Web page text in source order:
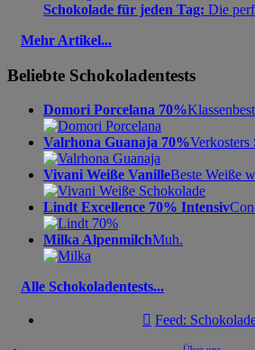
Schokolade für jeden Tag: Die
Mehr Artikel...
Beliebte Schokoladentests
Domori Porcelana 70%
Valrhona Guanaja 70%Verkosters
Vivani Weiße VanilleBeste Weiße
Lindt Excellence 70% Intensiv
Milka AlpenmilchMuh.
Alle Schokoladentests...
 Feed: